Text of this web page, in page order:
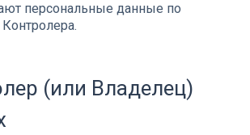
персональные данные по
(или Владелец)